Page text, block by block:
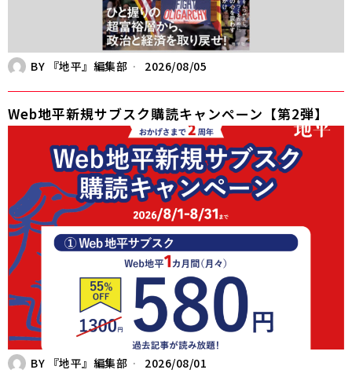
BY 『地平』編集部 2026/08/05
Web地平新規サブスク購読キャンペーン【第2弾】
BY 『地平』編集部 2026/08/01